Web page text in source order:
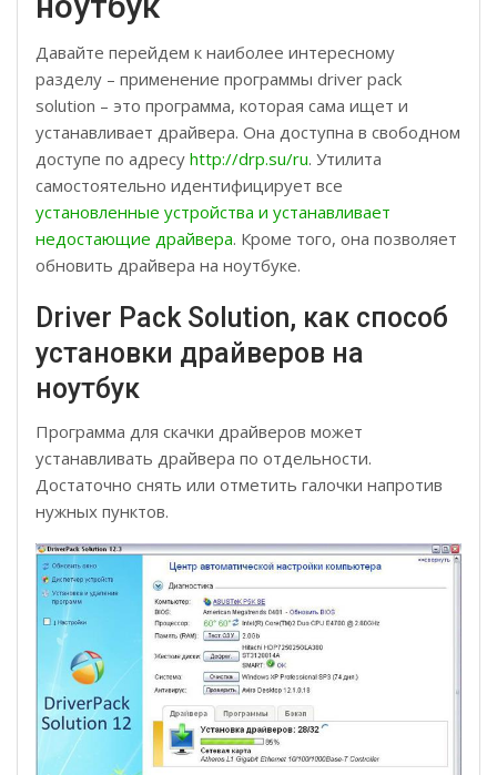
Давайте перейдем к наиболее интересному
разделу – применение программы driver pack
solution – это программа, которая сама ищет и
устанавливает драйвера. Она доступна в свободном
доступе по адресу http://drp.su/ru. Утилита
самостоятельно идентифицирует все
установленные устройства и устанавливает
недостающие драйвера. Кроме того, она позволяет
обновить драйвера на ноутбуке.
Driver Pack Solution, как способ
установки драйверов на
ноутбук
Программа для скачки драйверов может
устанавливать драйвера по отдельности.
Достаточно снять или отметить галочки напротив
нужных пунктов.